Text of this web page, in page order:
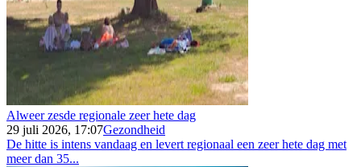
Alweer zesde regionale zeer hete dag
29 juli 2026, 17:07Gezondheid
De hitte is intens vandaag en levert regionaal een zeer hete dag met
meer dan 35...